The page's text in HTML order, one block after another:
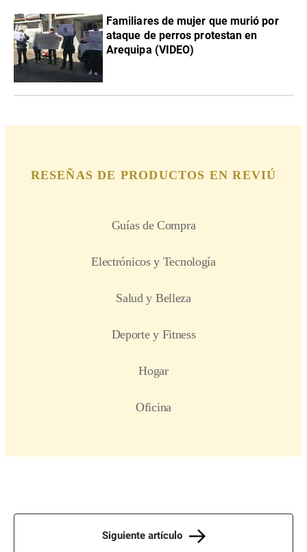
Familiares de mujer que murió por
ataque de perros protestan en
Arequipa (VIDEO)
Siguiente artículo